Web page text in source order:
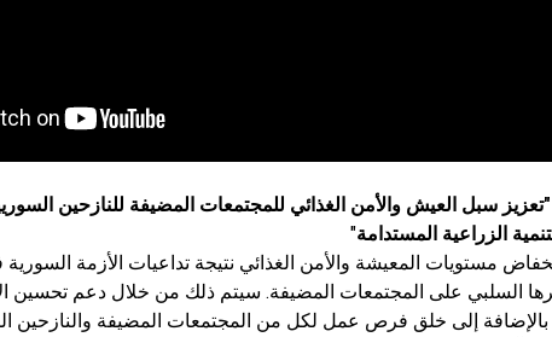
سبل العيش والأمن الغذائي للمجتمعات المضيفة للنازحين
الزراعية المستدامة"
مستويات المعيشة والأمن الغذائي نتيجة تداعيات الأزمة
السلبي على المجتمعات المضيفة. سيتم ذلك من خلال دعم تحسين
إلى خلق فرص عمل لكل من المجتمعات المضيفة والنازحين